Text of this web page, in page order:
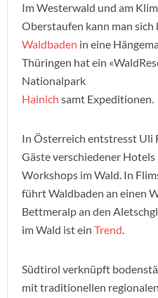
Im Westerwald und am
Oberstaufen kann man sich
Waldbaden in eine
Thüringen hat ein
Nationalpark
Hainich samt Expeditionen.
In Österreich entstresst Uli
Gäste verschiedener
Workshops im Wald. In
führt Waldbaden an einen
Bettmeralp an den
im Wald ist ein Trend.
Südtirol verknüpft
mit traditionellen